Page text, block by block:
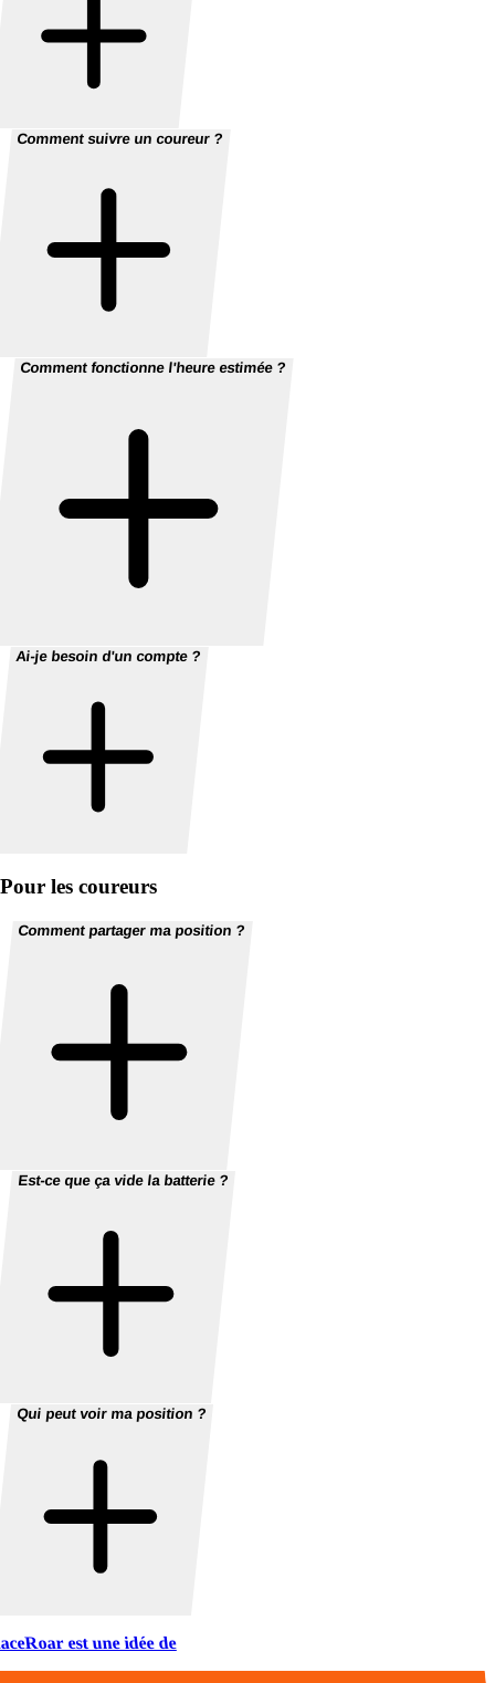
Comment suivre un coureur ?
Comment fonctionne l'heure estimée ?
Ai-je besoin d'un compte ?
Pour les coureurs
Comment partager ma position ?
Est-ce que ça vide la batterie ?
Qui peut voir ma position ?
est une idée de